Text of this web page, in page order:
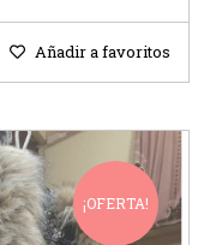
Añadir a favoritos
¡OFERTA!